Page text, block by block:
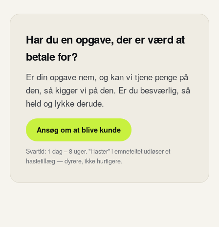
Har du en opgave, der er værd at
betale for?
Er din opgave nem, og kan vi tjene penge på
den, så kigger vi på den. Er du besværlig, så
held og lykke derude.
Ansøg om at blive kunde
Svartid: 1 dag – 8 uger. "Haster" i emnefeltet udløser et
hastetillæg — dyrere, ikke hurtigere.